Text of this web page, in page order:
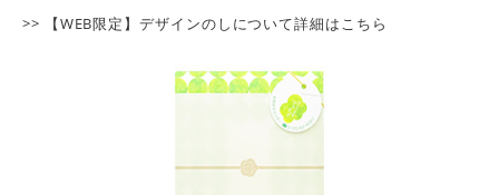
>> 【WEB限定】デザインのしについて詳細はこちら